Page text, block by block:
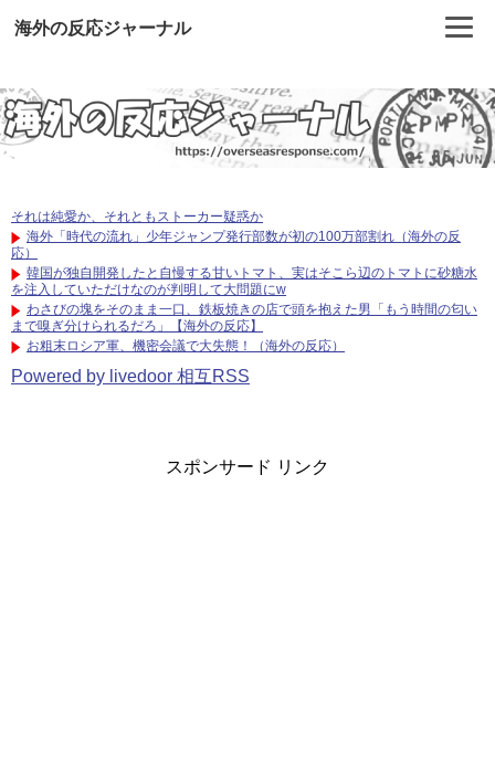
海外の反応ジャーナル
それは純愛か、それともストーカー疑惑か
海外「時代の流れ」少年ジャンプ発行部数が初の100万部割れ（海外の反
応）
韓国が独自開発したと自慢する甘いトマト、実はそこら辺のトマトに砂糖水
を注入していただけなのが判明して大問題にw
わさびの塊をそのまま一口、鉄板焼きの店で頭を抱えた男「もう時間の匂い
まで嗅ぎ分けられるだろ」【海外の反応】
お粗末ロシア軍、機密会議で大失態！（海外の反応）
Powered by livedoor 相互RSS
スポンサード リンク